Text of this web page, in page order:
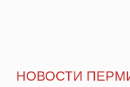
НОВОСТИ